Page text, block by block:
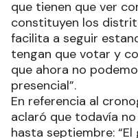
que tienen que ver
constituyen los
facilita a seguir
tengan que votar y
que ahora no
presencial”.
En referencia al
aclaró que todavía
hasta septiembre: